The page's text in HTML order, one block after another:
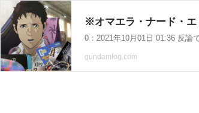
※オマエラ・ナード・エ
gundamlog.com